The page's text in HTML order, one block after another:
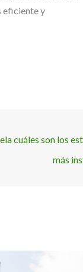
eficiente y
cuáles son los
más